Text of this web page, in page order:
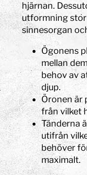
hjärnan.
utformning
sinnesorgan
Ögonens
mellan
behov av
djup.
Öronen är
från vilket
Tänderna
utifrån
behöver
maximalt.